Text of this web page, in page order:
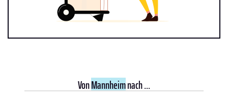
VonMannheimnach ...